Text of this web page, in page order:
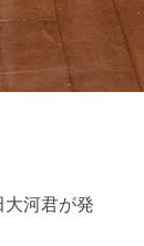
河君が発